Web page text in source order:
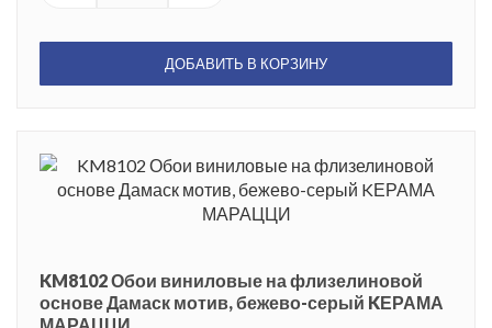
ДОБАВИТЬ В КОРЗИНУ
KM8102 Обои виниловые на флизелиновой
основе Дамаск мотив, бежево-серый KЕРАМА
МАРАЦЦИ